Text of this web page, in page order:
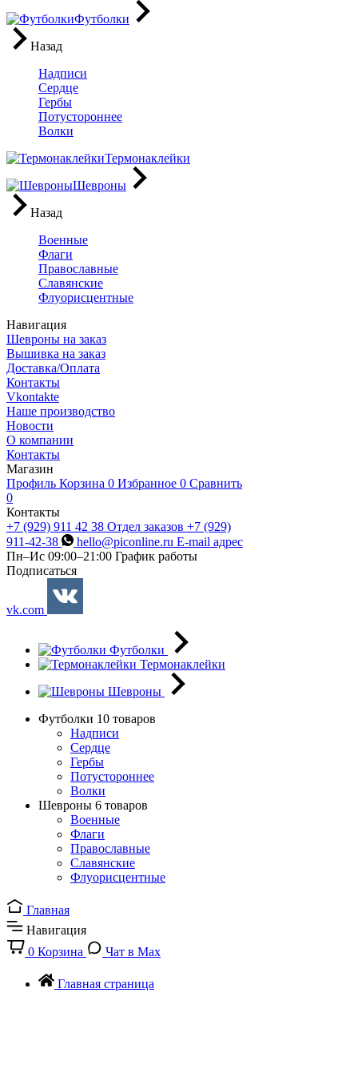
Футболки
Назад
Надписи
Сердце
Гербы
Потустороннее
Волки
Термонаклейки
Шевроны
Назад
Военные
Флаги
Православные
Славянские
Флуорисцентные
Навигация
Шевроны на заказ
Вышивка на заказ
Доставка/Оплата
Контакты
Vkontakte
Наше производство
Новости
О компании
Контакты
Магазин
Профиль Корзина 0 Избранное 0 Сравнить
0
Контакты
+7 (929) 911 42 38 Отдел заказов +7 (929)
911-42-38
hello@piconline.ru E-mail адрес
Пн–Ис 09:00–21:00 График работы
Подписаться
vk.com
Футболки
Термонаклейки
Шевроны
Футболки 10 товаров
Надписи
Сердце
Гербы
Потустороннее
Волки
Шевроны 6 товаров
Военные
Флаги
Православные
Славянские
Флуорисцентные
Главная
Навигация
0 Корзина Чат в Max
Главная страница